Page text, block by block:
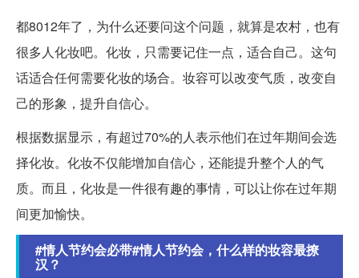
都8012年了，为什么还要问这个问题，就算是农村，也有
很多人化妆吧。化妆，只需要记住一点，适合自己。这句
话适合任何需要化妆的场合。妆容可以改变气质，改变自
己的形象，提升自信心。
根据数据显示，有超过70%的人表示他们在过年期间会选
择化妆。化妆不仅能增加自信心，还能提升整个人的气
质。而且，化妆是一件很有趣的事情，可以让你在过年期
间更加愉快。
#情人节约会必带#情人节约会，什么样的妆容最撩
汉？